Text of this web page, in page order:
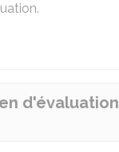
d'évaluation